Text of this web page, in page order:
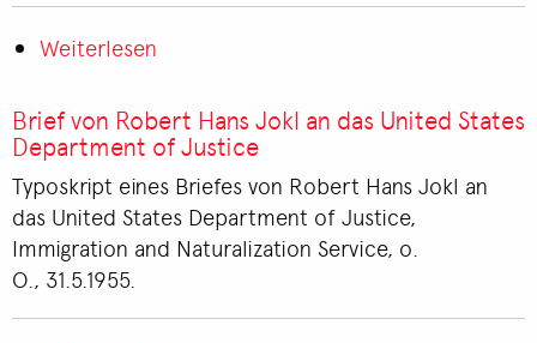
Department
Weiterlesen
von
Robert
Hans
Jokl
an
das
States
Brief von Robert Hans Jokl an das United States
Department of Justice
Typoskript eines Briefes von Robert Hans Jokl an
das United States Department of Justice,
Immigration and Naturalization Service, o.
O., 31.5.1955.